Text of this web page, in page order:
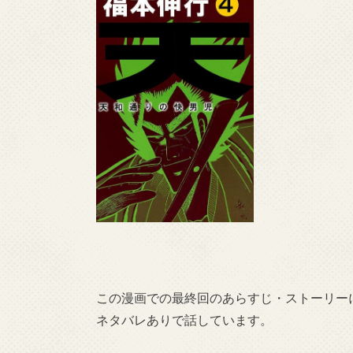
この漫画での最終回のあらすじ・ストーリー
ネタバレありで話しています。